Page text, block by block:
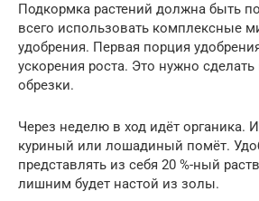
Подкормка растений должна быть
всего использовать комплексные
удобрения. Первая порция
ускорения роста. Это нужно
обрезки.
Через неделю в ход идёт органика.
куриный или лошадиный помёт.
представлять из себя 20 %-ный
лишним будет настой из золы.